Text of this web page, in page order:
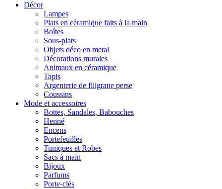
Décor
Lampes
Plats en céramique faits à la main
Boîtes
Sous-plats
Objets déco en metal
Décorations murales
Animaux en céramique
Tapis
Argenterie de filigrane perse
Coussins
Mode et accessoires
Bottes, Sandales, Babouches
Henné
Encens
Portefeuilles
Tuniques et Robes
Sacs à main
Bijoux
Parfums
Porte-clés